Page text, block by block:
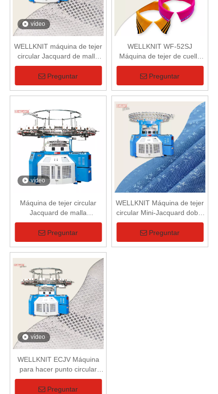
vídeo
WELLKNIT máquina de tejer
circular Jacquard de malla
computarizada única
profesional de alta calidad
Preguntar
WELLKNIT WF-52SJ
Máquina de tejer de cuello
computarizada de un solo
sistema de 52 pulgadas
Preguntar
vídeo
Máquina de tejer circular
Jacquard de malla
computarizada simple
Preguntar
WELLKNIT Máquina de tejer
circular Mini-Jacquard doble
profesional de alta calidad de
37 pasos
Preguntar
vídeo
WELLKNIT ECJV Máquina
para hacer punto circular
computarizada individual de
Jacquard de malla de 30-38
Preguntar